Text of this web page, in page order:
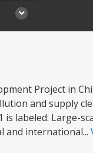
Project in
and supply
labeled: Large-
and international...